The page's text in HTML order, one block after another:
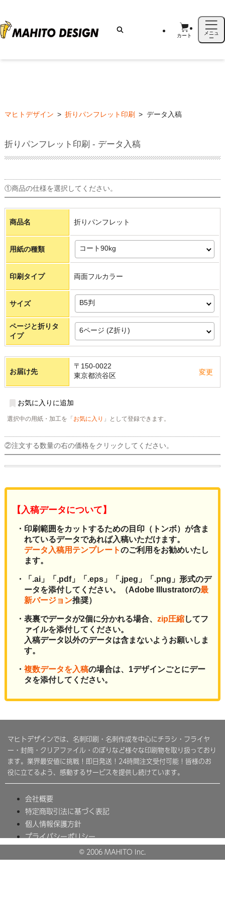
カート
メニュ
ー
マヒトデザイン > 折りパンフレット印刷 > データ入稿
折りパンフレット印刷 - データ入稿
①商品の仕様を選択してください。
商品名 折りパンフレット
用紙の種類 コート90kg
印刷タイプ 両面フルカラー
サイズ B5判
ページと折りタ
イプ
6ページ (Z折り)
お届け先
〒150-0022
東京都渋谷区
変更
お気に入りに追加
選択中の用紙・加工を「 お気に入り 」として登録できます。
②注文する数量の右の価格をクリックしてください。
【入稿データについて】
・印刷範囲をカットするための目印（トンボ）が含ま
れているデータであれば入稿いただけます。
データ入稿用テンプレートのご利用をお勧めいたし
ます。
・「.ai」「.pdf」「.eps」「.jpeg」「.png」形式のデ
ータを添付してください。（Adobe Illustratorの最
新バージョン推奨）
・表裏でデータが2個に分かれる場合、 zip圧縮してフ
ァイルを添付してください。
入稿データ以外のデータは含まないようお願いしま
す。
・ 複数データを入稿の場合は、1デザインごとにデー
タを添付してください。
マヒトデザインでは、名刺印刷・名刺作成を中心にチラシ・フライヤ
ー・封筒・クリアファイル・のぼりなど様々な印刷物を取り扱っており
ます。業界最安値に挑戦！即日発送！24時間注文受付可能！皆様のお
役に立てるよう、感動するサービスを提供し続けています。
会社概要
特定商取引法に基づく表記
個人情報保護方針
プライバシーポリシー
© 2006 MAHITO Inc.